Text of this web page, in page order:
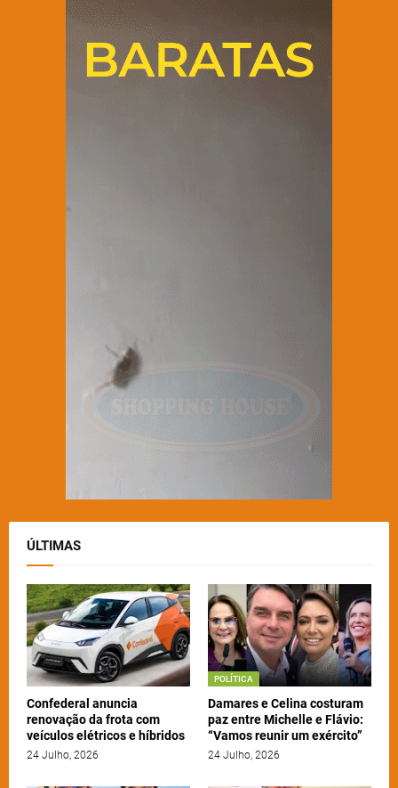
ÚLTIMAS
Confederal anuncia
renovação da frota com
veículos elétricos e híbridos
24 Julho, 2026
POLÍTICA
Damares e Celina costuram
paz entre Michelle e Flávio:
“Vamos reunir um exército”
24 Julho, 2026